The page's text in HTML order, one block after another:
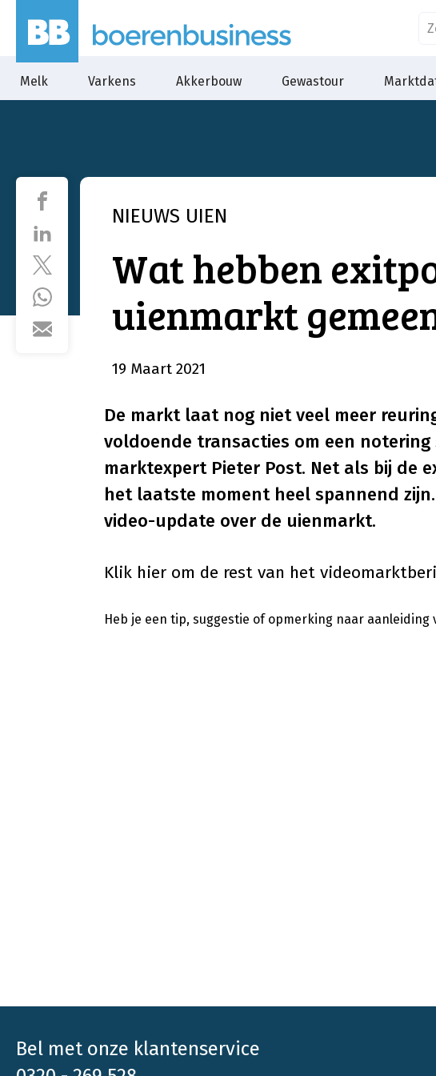
Melk Varkens Akkerbouw Gewastour
NIEUWS UIEN
Wat hebben
uienmarkt
19 Maart 2021
De markt laat nog niet veel meer
voldoende transacties om een notering
marktexpert Pieter Post. Net als bij de
het laatste moment heel spannend
video-update over de uienmarkt.
Klik hier om de rest van het
Heb je een tip, suggestie of opmerking naar aanleiding
Bel met onze klantenservice